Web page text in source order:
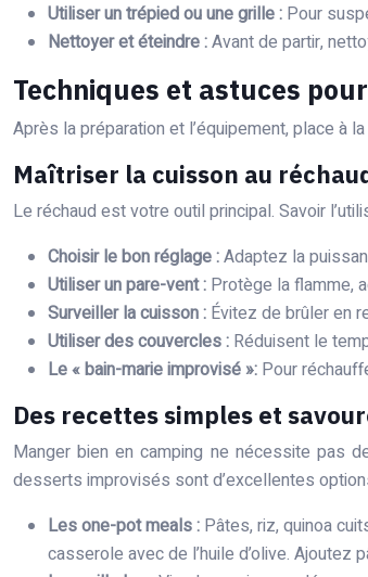
Utiliser un trépied ou une grille : Pour
Nettoyer et éteindre :Avant de partir,
Techniques et astuces
Après la préparation et l’équipement, place
Maîtriser la cuisson au
Le réchaud est votre outil principal. Savoir
Choisir le bon réglage :Adaptez la
Utiliser un pare-vent : Protège la flamme,
Surveiller la cuisson : Évitez de brûler en
Utiliser des couvercles : Réduisent le
Le « bain-marie improvisé »: Pour
Des recettes simples et
Manger bien en camping ne nécessite pas
desserts improvisés sont d’excellentes
Les one-pot meals : Pâtes, riz, quinoa
casserole avec de l’huile d’olive.